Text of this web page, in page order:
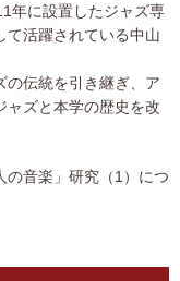
年に設置したジャズ専
て活躍されている中山
の伝統を引き継ぎ、ア
ャズと本学の歴史を改
の音楽」研究（1）につ